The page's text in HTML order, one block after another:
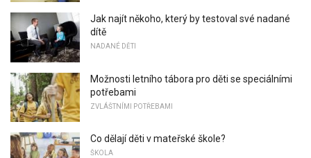
Jak najít někoho, který by testoval své nadané
dítě
NADANÉ DĚTI
Možnosti letního tábora pro děti se speciálními
potřebami
ZVLÁŠTNÍMI POTŘEBAMI
Co dělají děti v mateřské škole?
ŠKOLA